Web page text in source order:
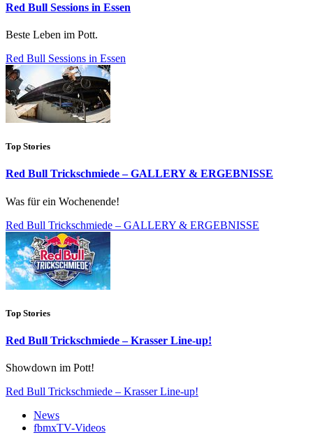
Red Bull Sessions in Essen
Beste Leben im Pott.
Red Bull Sessions in Essen
Top Stories
Red Bull Trickschmiede – GALLERY & ERGEBNISSE
Was für ein Wochenende!
Red Bull Trickschmiede – GALLERY & ERGEBNISSE
Top Stories
Red Bull Trickschmiede – Krasser Line-up!
Showdown im Pott!
Red Bull Trickschmiede – Krasser Line-up!
News
fbmxTV-Videos